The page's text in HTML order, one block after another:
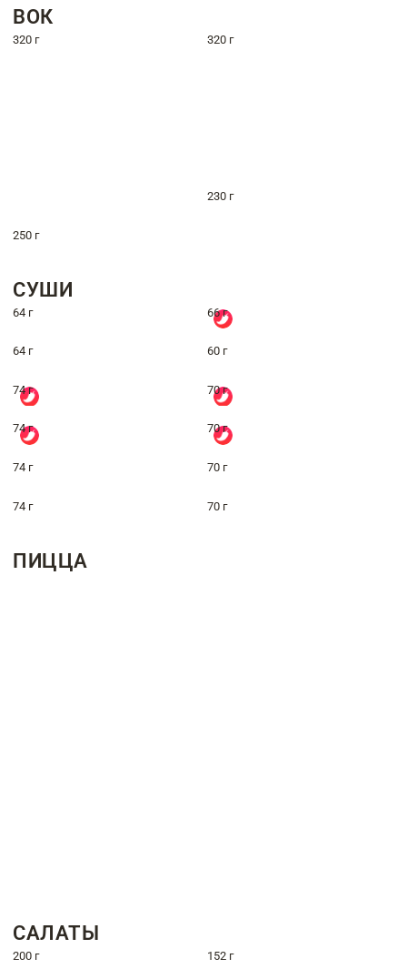
ВОК
320 г 320 г
230 г
250 г
СУШИ
64 г 66 г
64 г 60 г
74 г 70 г
74 г 70 г
74 г 70 г
74 г 70 г
ПИЦЦА
САЛАТЫ
200 г 152 г